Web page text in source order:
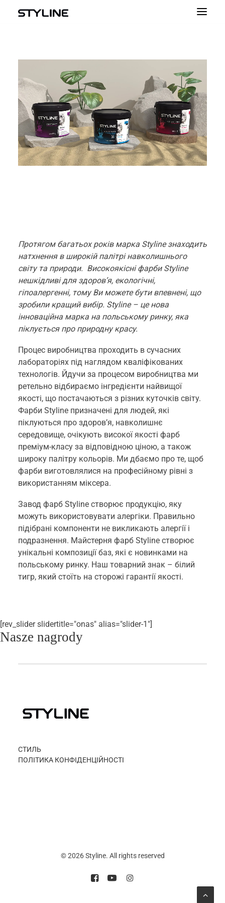
НАТХНЕННЯ
НАШІ ПРОДУКТИ
ПАЛІТРА КОЛЬОРІВ
КАЛЬКУЛЯТОР
КОНТАКТ
Протягом багатьох років марка Styline знаходить
натхнення в широкій палітрі навколишнього
світу та природи. Високоякісні фарби Styline
нешкідливі для здоров’я, екологічні,
гіпоалергенні, тому Ви можете бути впевнені, що
зробили кращий вибір. Styline – це нова
інноваційна марка на польському ринку, яка
піклується про природну красу.
Процес виробництва проходить в сучасних
лабораторіях під наглядом кваліфікованих
технологів. Йдучи за процесом виробництва ми
ретельно відбираємо інгредієнти найвищої
якості, що постачаються з різних куточків світу.
Фарби Styline призначені для людей, які
піклуються про здоров’я, навколишнє
середовище, очікують високої якості фарб
преміум-класу за відповідною ціною, а також
широку палітру кольорів. Ми дбаємо про те, щоб
фарби виготовлялися на професійному рівні з
використанням міксера.
Завод фарб Styline створює продукцію, яку
можуть використовувати алергіки. Правильно
підібрані компоненти не викликають алергії і
подразнення. Майстерня фарб Styline створює
унікальні композиції баз, які є новинками на
польському ринку. Наш товарний знак – білий
тигр, який стоїть на сторожі гарантії якості.
[rev_slider slidertitle="onas" alias="slider-1"]
Nasze nagrody
СТИЛЬ
ПОЛІТИКА КОНФІДЕНЦІЙНОСТІ
© 2026 Styline. All rights reserved